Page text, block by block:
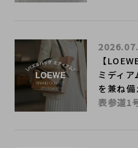
【
ミディ
を兼ね
表参道1